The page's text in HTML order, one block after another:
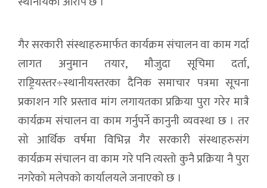
गैर सरकारी संस्थाहरुमार्फत कार्यक्रम संचालन वा काम गर्दा
लागत अनुमान तयार, मौजुदा सूचिमा दर्ता,
राष्ट्रियस्तर÷स्थानीयस्तरका दैनिक समाचार पत्रमा सूचना
प्रकाशन गरि प्रस्ताव मांग लगायतका प्रक्रिया पुरा गरेर मात्रै
कार्यक्रम संचालन वा काम गर्नुपर्ने कानुनी व्यवस्था छ । तर
सो आर्थिक वर्षमा विभिन्न गैर सरकारी संस्थाहरुसंग
कार्यक्रम संचालन वा काम गरे पनि त्यस्तो कुनै प्रक्रिया नै पुरा
नगरेको मलेपको कार्यालयले जनाएको छ ।